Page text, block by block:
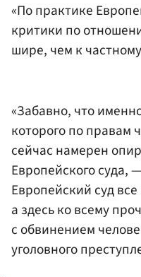
«По практике
критики по
шире, чем к
«Забавно, что
которого по правам
сейчас намерен
Европейского суда,
Европейский суд
а здесь ко всему
с обвинением
уголовного